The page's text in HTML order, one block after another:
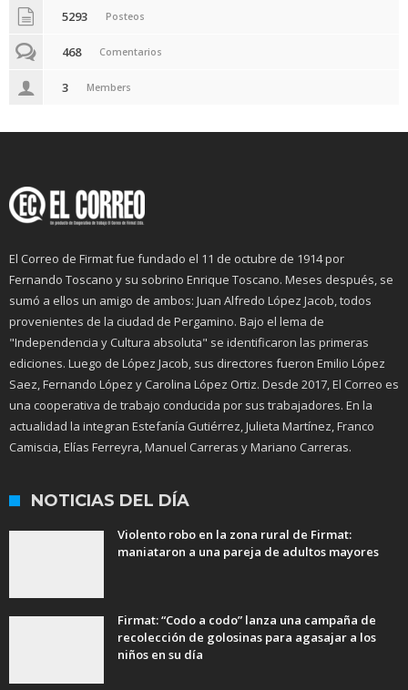
5293 Posteos
468 Comentarios
3 Members
El Correo de Firmat fue fundado el 11 de octubre de 1914 por
Fernando Toscano y su sobrino Enrique Toscano. Meses después, se
sumó a ellos un amigo de ambos: Juan Alfredo López Jacob, todos
provenientes de la ciudad de Pergamino. Bajo el lema de
"Independencia y Cultura absoluta" se identificaron las primeras
ediciones. Luego de López Jacob, sus directores fueron Emilio López
Saez, Fernando López y Carolina López Ortiz. Desde 2017, El Correo es
una cooperativa de trabajo conducida por sus trabajadores. En la
actualidad la integran Estefanía Gutiérrez, Julieta Martínez, Franco
Camiscia, Elías Ferreyra, Manuel Carreras y Mariano Carreras.
NOTICIAS DEL DÍA
Violento robo en la zona rural de Firmat:
maniataron a una pareja de adultos mayores
Firmat: “Codo a codo” lanza una campaña de
recolección de golosinas para agasajar a los
niños en su día